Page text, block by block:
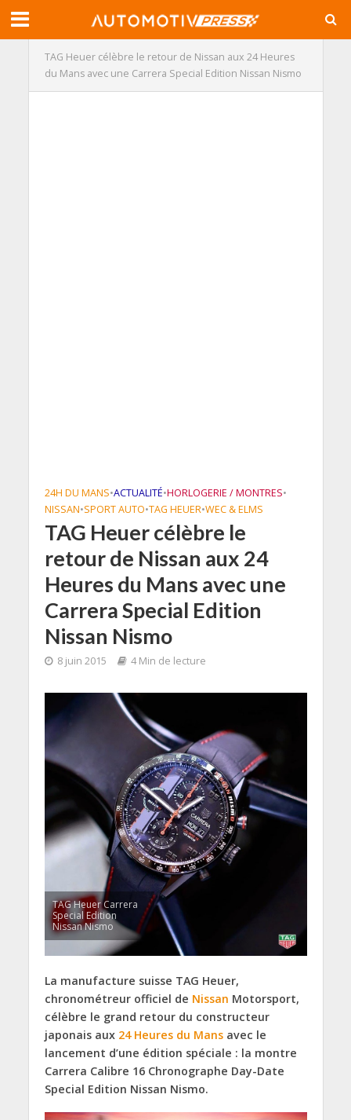
TAG Heuer célèbre le retour de Nissan aux 24 Heures
du Mans avec une Carrera Special Edition Nissan Nismo
24H DU MANS•ACTUALITÉ•HORLOGERIE / MONTRES•
NISSAN•SPORT AUTO•TAG HEUER•WEC & ELMS
TAG Heuer célèbre le
retour de Nissan aux 24
Heures du Mans avec une
Carrera Special Edition
Nissan Nismo
8 juin 2015 4 Min de lecture
TAG Heuer Carrera
Special Edition
Nissan Nismo
La manufacture suisse TAG Heuer,
chronométreur officiel de Nissan Motorsport,
célèbre le grand retour du constructeur
japonais aux 24 Heures du Mansavec le
lancement d’une édition spéciale : la montre
Carrera Calibre 16 Chronographe Day-Date
Special Edition Nissan Nismo.